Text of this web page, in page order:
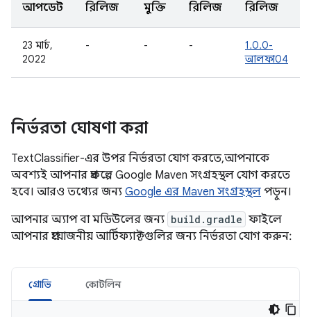
আপডেট
রিলিজ
মুক্তি
রিলিজ
রিলিজ
23 মার্চ,
2022
- - -
1.0.0-
আলফা04
নির্ভরতা ঘোষণা করা
TextClassifier-এর উপর নির্ভরতা যোগ করতে, আপনাকে
অবশ্যই আপনার প্রকল্পে Google Maven সংগ্রহস্থল যোগ করতে
হবে। আরও তথ্যের জন্য Google এর Maven সংগ্রহস্থল পড়ুন।
আপনার অ্যাপ বা মডিউলের জন্য build.gradle ফাইলে
আপনার প্রয়োজনীয় আর্টিফ্যাক্টগুলির জন্য নির্ভরতা যোগ করুন:
গ্রোভি কোটলিন